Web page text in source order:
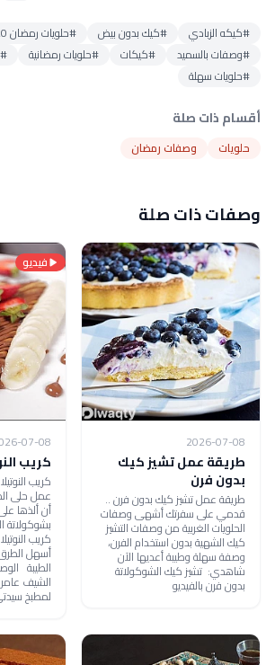
#كيكه الزبادي #كيك بدون بيض
#حلويات رمضان 2020
#وصفات بالسميد
#كيكات #حلويات رمضانية
#حلويات سهلة
أقسام ذات صلة
حلويات وصفات رمضان
وصفات ذات صلة
2026-07-08
طريقة عمل تشيز كيك
بدون فرن
طريقة عمل تشيز كيك بدون فرن ..
قدمي على سفرتك أشهى وصفات
الحلويات الغربية من وصفات التشيز
كيك الشهية بدون استخدام الفرن،
وصفة سهلة وطيبة أعديها الآن
شاهدي: تشيز كيك الشوكولاتة
بدون فرن بالفيديو
فيديو
07-08
كريب
كريب
عمل حلى
أن ألذها
بشوكولاتة
كريب
أسهل
الطيبة
الشيف
لمطبخ